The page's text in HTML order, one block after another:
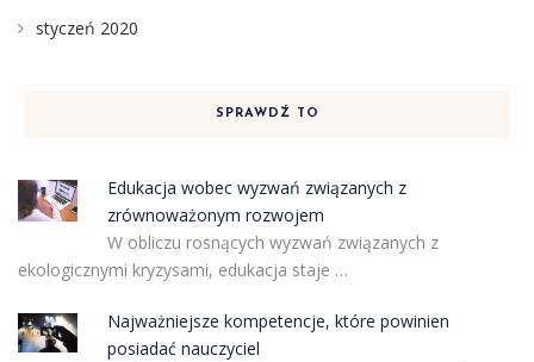
styczeń 2020
SPRAWDŹ TO
Edukacja wobec wyzwań związanych z
zrównoważonym rozwojem
W obliczu rosnących wyzwań związanych z
ekologicznymi kryzysami, edukacja staje …
Najważniejsze kompetencje, które powinien
posiadać nauczyciel